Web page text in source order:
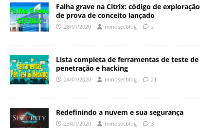
Falha grave na Citrix: código de exploração
de prova de conceito lançado
28/01/2020 mindsecblog 2
Lista completa de ferramentas de teste de
penetração e hacking
24/01/2020 mindsecblog 21
Redefinindo a nuvem e sua segurança
23/01/2020 mindsecblog 3